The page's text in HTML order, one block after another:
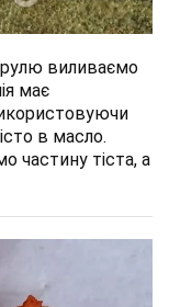
виливаємо
має
в масло.
частину тіста, а